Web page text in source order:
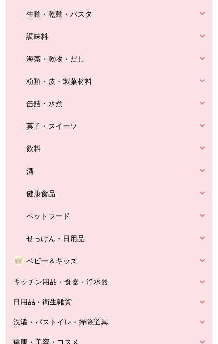
生麺・乾麺・パスタ
調味料
海藻・乾物・だし
粉類・皮・製菓材料
缶詰・水煮
菓子・スイーツ
飲料
酒
健康食品
ペットフード
せっけん・日用品
ベビー＆キッズ
キッチン用品・食器・浄水器
日用品・衛生雑貨
洗濯・バストイレ・掃除道具
健康・美容・コスメ